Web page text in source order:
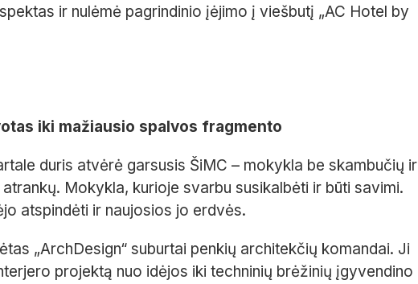
ir nulėmė pagrindinio įėjimo į viešbutį „AC Hotel by
iki mažiausio spalvos fragmento
duris atvėrė garsusis ŠiMC – mokykla be skambučių ir
Mokykla, kurioje svarbu susikalbėti ir būti savimi.
atspindėti ir naujosios jo erdvės.
„ArchDesign“ suburtai penkių architekčių komandai. Ji
projektą nuo idėjos iki techninių brėžinių įgyvendino